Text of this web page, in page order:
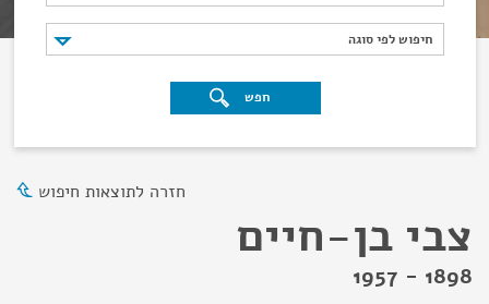
חיפוש לפי סוגה
חיפוש לפי סוגה
חפש
חזרה לתוצאות חיפוש
צבי בן-חיים
1898 - 1957